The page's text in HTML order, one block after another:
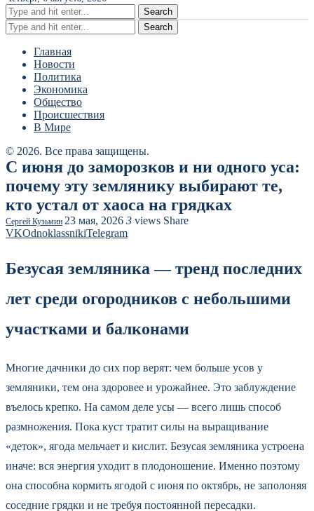
Search
Search
Главная
Новости
Политика
Экономика
Общество
Происшествия
В Мире
© 2026. Все права защищены.
С июня до заморозков и ни одного уса:
почему эту землянику выбирают те,
кто устал от хаоса на грядках
Сергей Кузьмин 23 мая, 2026 3 views Share
VKOdnoklassnikiTelegram
Безусая земляника — тренд последних
лет среди огородников с небольшими
участками и балконами
Многие дачники до сих пор верят: чем больше усов у
земляники, тем она здоровее и урожайнее. Это заблуждение
въелось крепко. На самом деле усы — всего лишь способ
размножения. Пока куст тратит силы на выращивание
«деток», ягода мельчает и кислит. Безусая земляника устроена
иначе: вся энергия уходит в плодоношение. Именно поэтому
она способна кормить ягодой с июня по октябрь, не заполоняя
соседние грядки и не требуя постоянной пересадки.